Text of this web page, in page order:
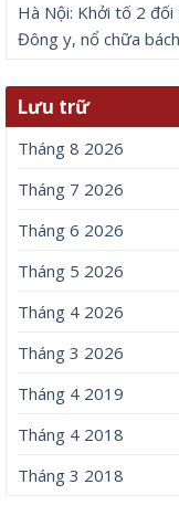
Hà Nội: Khởi tố 2
Đông y, nổ chữa
Lưu trữ
Tháng 8 2026
Tháng 7 2026
Tháng 6 2026
Tháng 5 2026
Tháng 4 2026
Tháng 3 2026
Tháng 4 2019
Tháng 4 2018
Tháng 3 2018